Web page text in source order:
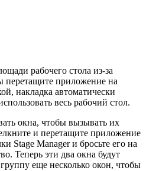
рабочего стола из-за
перетащите приложение на
накладка автоматически
весь рабочий стол.
окна, чтобы вызывать их
и перетащите приложение
Stage Manager и бросьте его на
Теперь эти два окна будут
еще несколько окон, чтобы